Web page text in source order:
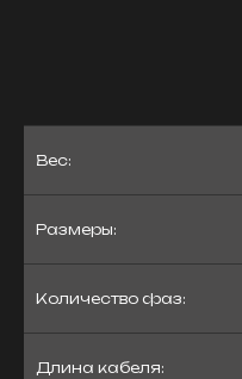
Вес:
Размеры:
Количество фаз:
Длина кабеля: